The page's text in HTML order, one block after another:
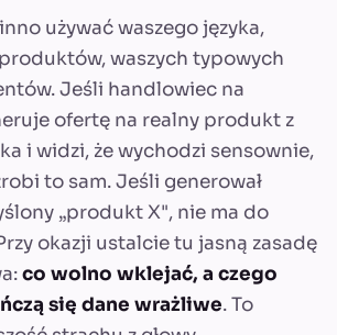
używać waszego języka,
waszych typowych
Jeśli handlowiec na
ofertę na realny produkt z
i widzi, że wychodzi sensownie,
to sam. Jeśli generował
„produkt X", nie ma do
okazji ustalcie tu jasną zasadę
co wolno wklejać, a czego
się dane wrażliwe. To